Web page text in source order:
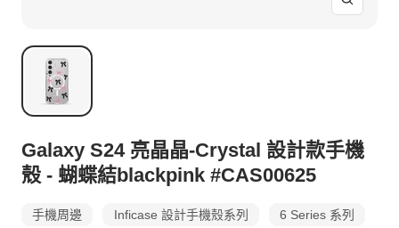
放
Galaxy S24 亮晶晶-Crystal 設計款手機
殼 - 蝴蝶結blackpink #CAS00625
手機周邊 Inficase 設計手機殼系列 6 Series 系列